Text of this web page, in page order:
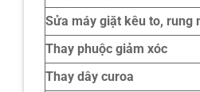
Sửa máy giặt kêu to, rung
Thay phuộc giảm xóc
Thay dây curoa